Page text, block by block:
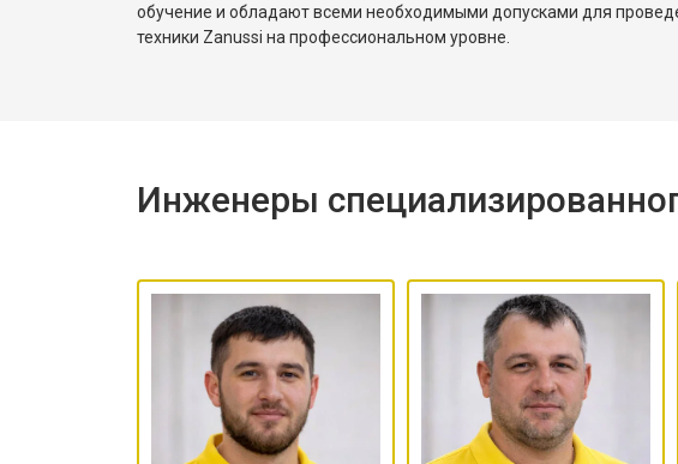
обучение и обладают всеми необходимыми допусками для
техники Zanussi на профессиональном уровне.
Инженеры